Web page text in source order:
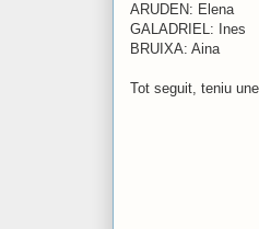
ARUDEN: Elena
GALADRIEL: Ines
BRUIXA: Aina
Tot seguit, teniu